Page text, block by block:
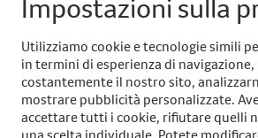
Select
your
language
Seguiteci su